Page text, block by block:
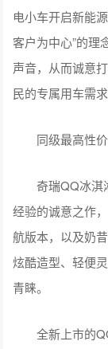
电小车开启新能
客户为中心”的理
声音，从而诚意
民的专属用车需求
同级最高性价
奇瑞QQ冰淇淋
经验的诚意之作
航版本，以及奶
炫酷造型、轻便
青睐。
全新上市的QQ